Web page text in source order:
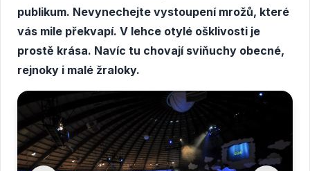
publikum. Nevynechejte vystoupení mrožů, které
vás mile překvapí. V lehce otylé ošklivosti je
prostě krása. Navíc tu chovají sviňuchy obecné,
rejnoky i malé žraloky.